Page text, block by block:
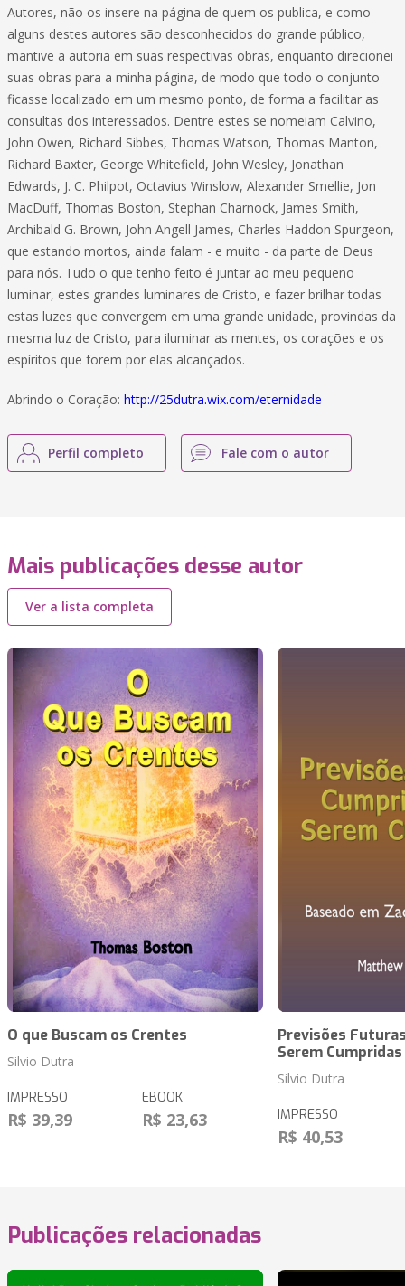
Autores, não os insere na página de quem os publica, e como
alguns destes autores são desconhecidos do grande público,
mantive a autoria em suas respectivas obras, enquanto direcionei
suas obras para a minha página, de modo que todo o conjunto
ficasse localizado em um mesmo ponto, de forma a facilitar as
consultas dos interessados. Dentre estes se nomeiam Calvino,
John Owen, Richard Sibbes, Thomas Watson, Thomas Manton,
Richard Baxter, George Whitefield, John Wesley, Jonathan
Edwards, J. C. Philpot, Octavius Winslow, Alexander Smellie, Jon
MacDuff, Thomas Boston, Stephan Charnock, James Smith,
Archibald G. Brown, John Angell James, Charles Haddon Spurgeon,
que estando mortos, ainda falam - e muito - da parte de Deus
para nós. Tudo o que tenho feito é juntar ao meu pequeno
luminar, estes grandes luminares de Cristo, e fazer brilhar todas
estas luzes que convergem em uma grande unidade, provindas da
mesma luz de Cristo, para iluminar as mentes, os corações e os
espíritos que forem por elas alcançados.
Abrindo o Coração: http://25dutra.wix.com/eternidade
Perfil completo Fale com o autor
Mais publicações desse autor
Ver a lista completa
O que Buscam os Crentes
Silvio Dutra
IMPRESSO
R$ 39,39
EBOOK
R$ 23,63
Previsões
Serem Cumpridas
Silvio Dutra
IMPRESSO
R$ 40,53
Publicações relacionadas